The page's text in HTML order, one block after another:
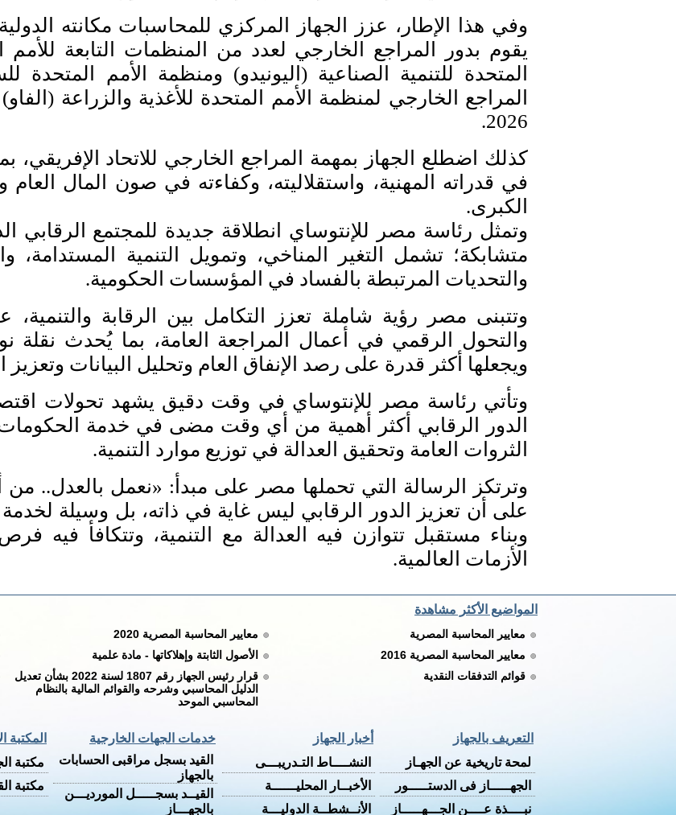
وفي هذا الإطار، عزز الجهاز المركزي للمحاسبات مكانته
يقوم بدور المراجع الخارجي لعدد من المنظمات التابعة للأمم
المتحدة للتنمية الصناعية (اليونيدو) ومنظمة الأمم
المراجع الخارجي لمنظمة الأمم المتحدة للأغذية والزراعة
2026.
كذلك اضطلع الجهاز بمهمة المراجع الخارجي للاتحاد الإفريقي،
في قدراته المهنية، واستقلاليته، وكفاءته في صون المال العام
الكبرى.
وتمثل رئاسة مصر للإنتوساي انطلاقة جديدة للمجتمع الرقابي
متشابكة؛ تشمل التغير المناخي، وتمويل التنمية المستدامة،
والتحديات المرتبطة بالفساد في المؤسسات الحكومية.
وتتبنى مصر رؤية شاملة تعزز التكامل بين الرقابة والتنمية،
والتحول الرقمي في أعمال المراجعة العامة، بما يُحدث نقلة
ويجعلها أكثر قدرة على رصد الإنفاق العام وتحليل البيانات وتعزيز
وتأتي رئاسة مصر للإنتوساي في وقت دقيق يشهد تحولات
الدور الرقابي أكثر أهمية من أي وقت مضى في خدمة
الثروات العامة وتحقيق العدالة في توزيع موارد التنمية.
وترتكز الرسالة التي تحملها مصر على مبدأ: «نعمل بالعدل..
على أن تعزيز الدور الرقابي ليس غاية في ذاته، بل وسيلة
وبناء مستقبل تتوازن فيه العدالة مع التنمية، وتتكافأ فيه
الأزمات العالمية.
المواضيع الأكثر مشاهدة
معايير المحاسبة المصرية معايير المحاسبة المصرية 2020
معايير المحاسبة المصرية 2016
الأصول الثابتة وإهلاكاتها - مادة علمية
قوائم التدفقات النقدية
قرار رئيس الجهاز رقم 1807 لسنة 2022 بشأن تعديل
الدليل المحاسبي وشرحه والقوائم المالية بالنظام
المحاسبي الموحد
التعريف بالجهاز أخبار الجهاز خدمات الجهات الخارجية المكتبة
لمحة تاريخية عن الجهـاز
الجهـــــاز فى الدستـــــور
نبــــذة عــــن الجـــهـــــاز
النشــــاط التـدريبـــى
الأخبــار المحليــــــة
الأنــشطــة الدوليـــة
القيد بسجل مراقبى الحسابات
بالجهاز
القيــد بسجـــــل المورديـــن
بالجهـــاز
مكتبة
مكتبة